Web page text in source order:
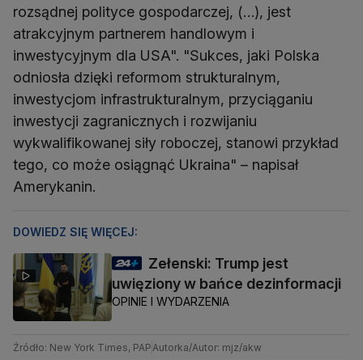
rozsądnej polityce gospodarczej, (…), jest
atrakcyjnym partnerem handlowym i
inwestycyjnym dla USA". "Sukces, jaki Polska
odniosła dzięki reformom strukturalnym,
inwestycjom infrastrukturalnym, przyciąganiu
inwestycji zagranicznych i rozwijaniu
wykwalifikowanej siły roboczej, stanowi przykład
tego, co może osiągnąć Ukraina" – napisał
Amerykanin.
DOWIEDZ SIĘ WIĘCEJ:
Zełenski: Trump jest
uwięziony w bańce dezinformacji
OPINIE I WYDARZENIA
Źródło: New York Times, PAPAutorka/Autor: mjz/akw